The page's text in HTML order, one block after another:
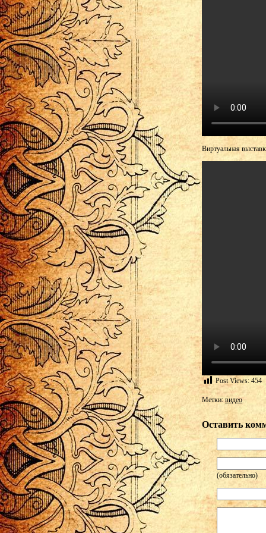
Виртуальная
Post Views: 454
Метки: видео
Оставить
(обязательно)